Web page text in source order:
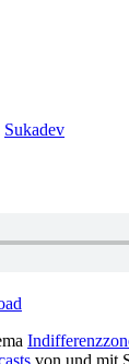
Sukadev
von und mit